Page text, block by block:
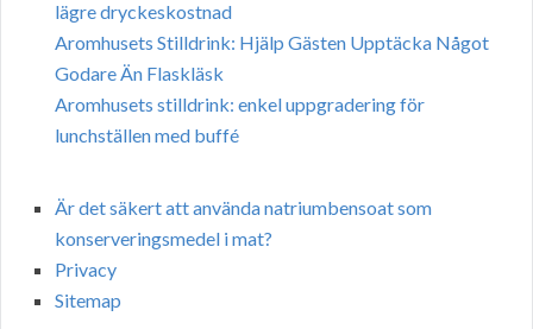
lägre dryckeskostnad
Aromhusets Stilldrink: Hjälp Gästen Upptäcka Något
Godare Än Flaskläsk
Aromhusets stilldrink: enkel uppgradering för
lunchställen med buffé
Är det säkert att använda natriumbensoat som
konserveringsmedel i mat?
Privacy
Sitemap